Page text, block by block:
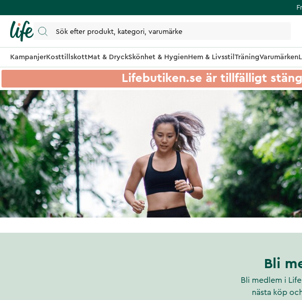
KampanjerKosttillskottMat & DryckSkönhet & HygienHem & Livsstil TräningVarumärken
Lifebutiken.se är tillfälligt
Bli
Bli medlem i
nästa köp